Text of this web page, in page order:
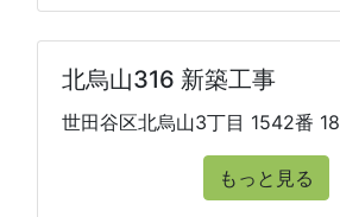
北烏山316 新築工事
世田谷区北烏山3丁目 1542番 18
もっと見る